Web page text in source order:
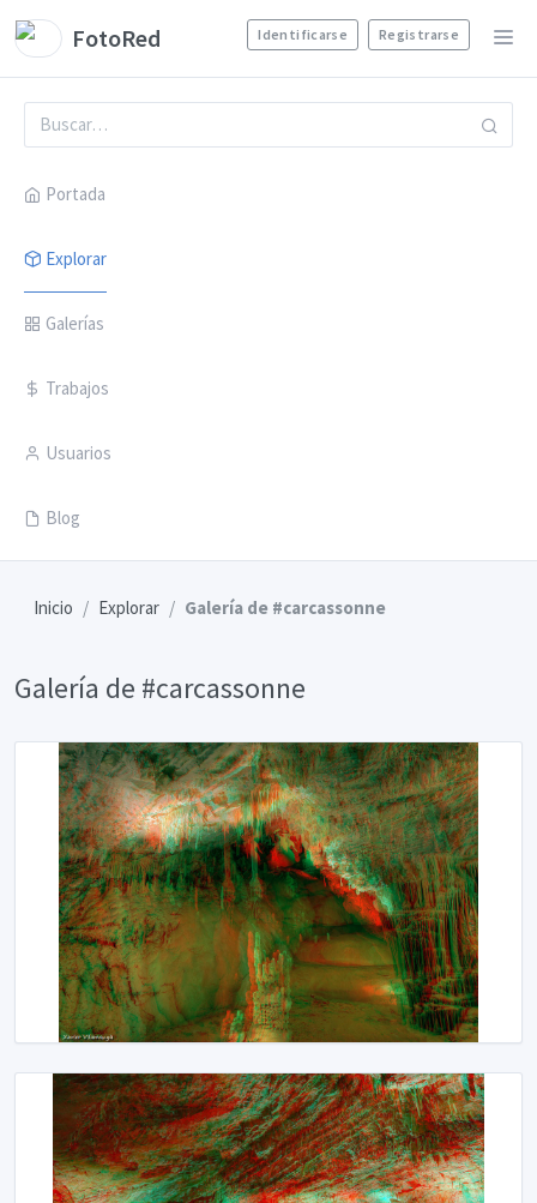
FotoRed Identificarse Registrarse
Portada
Explorar
Galerías
Trabajos
Usuarios
Blog
Inicio Explorar Galería de #carcassonne
Galería de #carcassonne